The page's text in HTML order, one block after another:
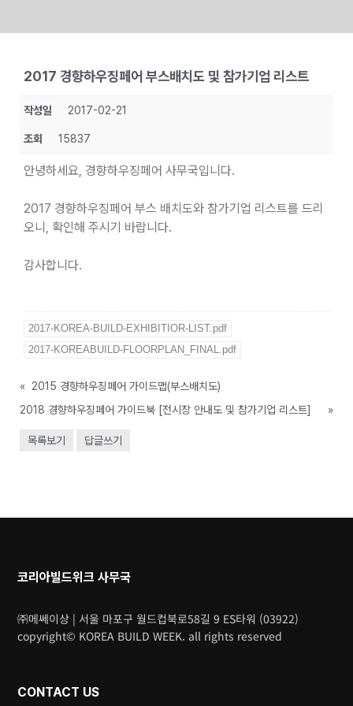
content2017 경향하우징페어 부스배치도 및 참가기업 리스트
작성일 2017-02-21
조회 15837
안녕하세요, 경향하우징페어 사무국입니다.
2017 경향하우징페어 부스 배치도와 참가기업 리스트를 드리
오니, 확인해 주시기 바랍니다.
감사합니다.
2017-KOREA-BUILD-EXHIBITIOR-LIST.pdf
2017-KOREABUILD-FLOORPLAN_FINAL.pdf
«
2015 경향하우징페어 가이드맵(부스배치도)
2018 경향하우징페어 가이드북 [전시장 안내도 및 참가기업 리스트]
»
목록보기 답글쓰기
코리아빌드위크 사무국
㈜메쎄이상 | 서울 마포구 월드컵북로58길 9 ES타워 (03922)
copyright© KOREA BUILD WEEK. all rights reserved
CONTACT US